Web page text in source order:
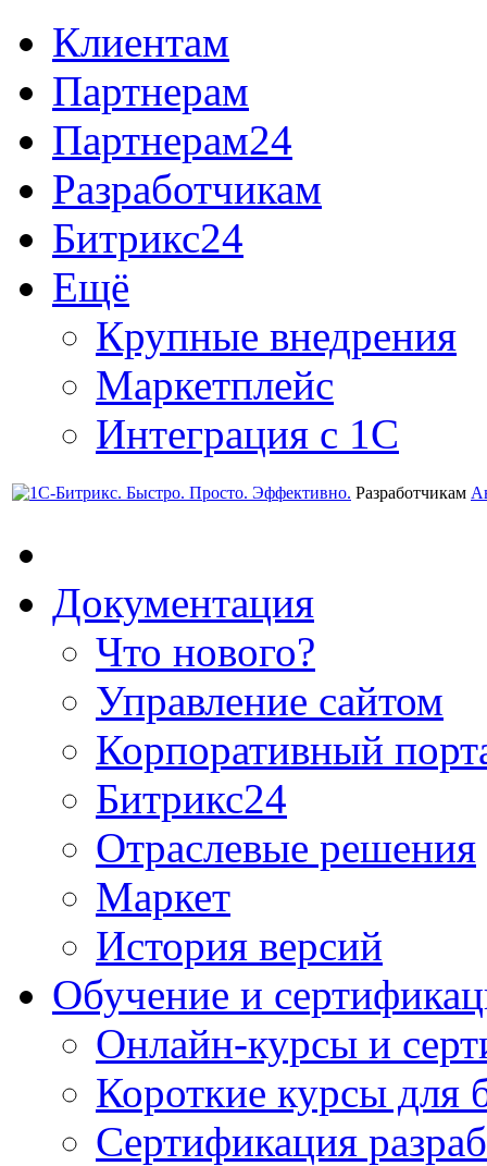
Клиентам
Партнерам
Партнерам24
Разработчикам
Битрикс24
Ещё
Крупные внедрения
Маркетплейс
Интеграция с 1С
Разработчикам
Документация
Что нового?
Управление сайтом
Корпоративный
Битрикс24
Отраслевые решения
Маркет
История версий
Обучение и
Онлайн-курсы и
Короткие курсы для
Сертификация